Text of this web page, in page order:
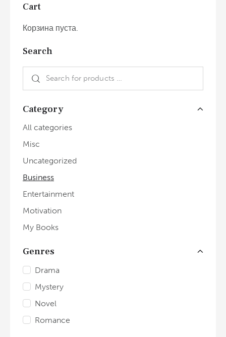
Cart
Корзина пуста.
Search
Category
All categories
Misc
Uncategorized
Business
Entertainment
Motivation
My Books
Genres
Drama
Mystery
Novel
Romance